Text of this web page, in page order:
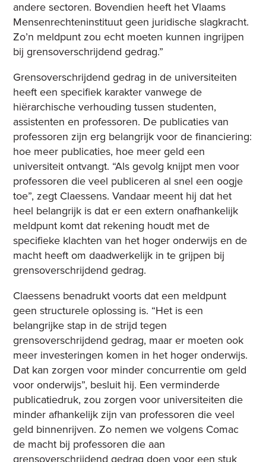
andere sectoren. Bovendien heeft het Vlaams
Mensenrechteninstituut geen juridische slagkracht.
Zo’n meldpunt zou echt moeten kunnen ingrijpen
bij grensoverschrijdend gedrag.”
Grensoverschrijdend gedrag in de universiteiten
heeft een specifiek karakter vanwege de
hiërarchische verhouding tussen studenten,
assistenten en professoren. De publicaties van
professoren zijn erg belangrijk voor de financiering:
hoe meer publicaties, hoe meer geld een
universiteit ontvangt. “Als gevolg knijpt men voor
professoren die veel publiceren al snel een oogje
toe”, zegt Claessens. Vandaar meent hij dat het
heel belangrijk is dat er een extern onafhankelijk
meldpunt komt dat rekening houdt met de
specifieke klachten van het hoger onderwijs en de
macht heeft om daadwerkelijk in te grijpen bij
grensoverschrijdend gedrag.
Claessens benadrukt voorts dat een meldpunt
geen structurele oplossing is. “Het is een
belangrijke stap in de strijd tegen
grensoverschrijdend gedrag, maar er moeten ook
meer investeringen komen in het hoger onderwijs.
Dat kan zorgen voor minder concurrentie om geld
voor onderwijs”, besluit hij. Een verminderde
publicatiedruk, zou zorgen voor universiteiten die
minder afhankelijk zijn van professoren die veel
geld binnenrijven. Zo nemen we volgens Comac
de macht bij professoren die aan
grensoverschrijdend gedrag doen voor een stuk